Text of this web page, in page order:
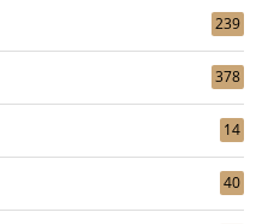
239
378
14
40